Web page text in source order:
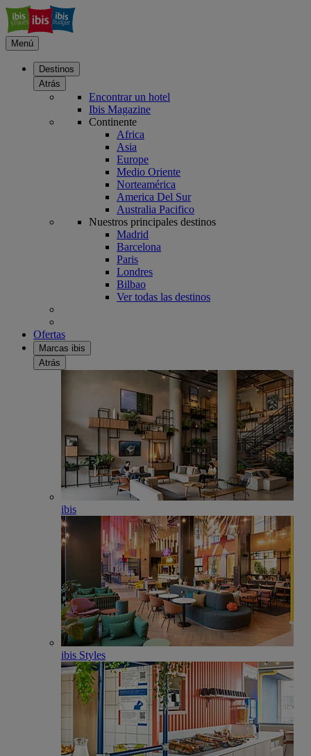
Menú
Destinos
Atrás
Encontrar un hotel
Ibis Magazine
Continente
Africa
Asia
Europe
Medio Oriente
Norteamérica
America Del Sur
Australia Pacifico
Nuestros principales destinos
Madrid
Barcelona
Paris
Londres
Bilbao
Ver todas las destinos
Ofertas
Marcas ibis
Atrás
ibis
ibis Styles